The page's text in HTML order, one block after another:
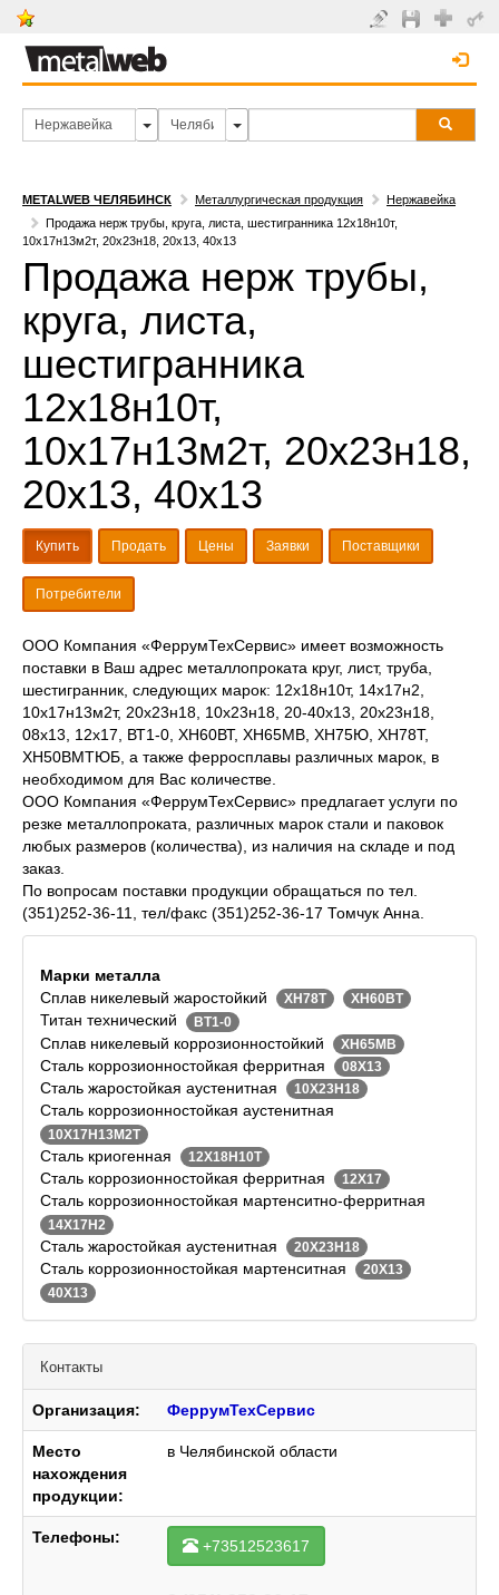
METALWEB ЧЕЛЯБИНСК Металлургическая продукция
Нержавейка
Продажа нерж трубы, круга, листа, шестигранника 12х18н10т,
10х17н13м2т, 20х23н18, 20х13, 40х13
Продажа нерж трубы,
круга, листа,
шестигранника
12х18н10т,
10х17н13м2т, 20х23н18,
20х13, 40х13
Купить Продать Цены Заявки Поставщики
Потребители
ООО Компания «ФеррумТехСервис» имеет возможность
поставки в Ваш адрес металлопроката круг, лист, труба,
шестигранник, следующих марок: 12х18н10т, 14х17н2,
10х17н13м2т, 20х23н18, 10х23н18, 20-40х13, 20х23н18,
08х13, 12х17, ВТ1-0, ХН60ВТ, ХН65МВ, ХН75Ю, ХН78Т,
ХН50ВМТЮБ, а также ферросплавы различных марок, в
необходимом для Вас количестве.
ООО Компания «ФеррумТехСервис» предлагает услуги по
резке металлопроката, различных марок стали и паковок
любых размеров (количества), из наличия на складе и под
заказ.
По вопросам поставки продукции обращаться по тел.
(351)252-36-11, тел/факс (351)252-36-17 Томчук Анна.
Марки металла
Сплав никелевый жаростойкий
ХН78Т ХН60ВТ
Титан технический ВТ1-0
Сплав никелевый коррозионностойкий ХН65МВ
Сталь коррозионностойкая ферритная 08Х13
Сталь жаростойкая аустенитная 10Х23Н18
Сталь коррозионностойкая аустенитная
10Х17Н13М2Т
Сталь криогенная 12Х18Н10Т
Сталь коррозионностойкая ферритная 12Х17
Сталь коррозионностойкая мартенситно-ферритная
14Х17Н2
Сталь жаростойкая аустенитная 20Х23Н18
Сталь коррозионностойкая мартенситная
20Х13
40Х13
Контакты
Организация: ФеррумТехСервис
Место
нахождения
продукции:
в Челябинской области
Телефоны: +73512523617